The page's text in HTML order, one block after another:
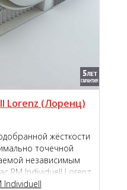
Lorenz (Лоренц)
жёсткости
точечной
независимым
RM Individuell Lorenz
комфорта во
Individuell